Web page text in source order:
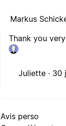
Markus
Thank you
Juliette · 30
Avis perso